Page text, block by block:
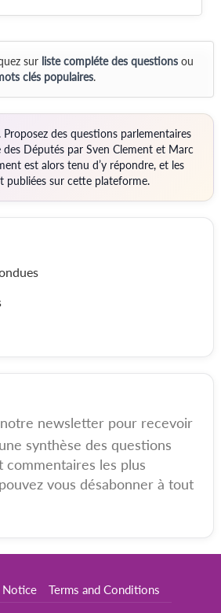
sur liste compléte des questions ou
clés populaires.
Proposez des questions parlementaires
des Députés par Sven Clement et Marc
est alors tenu d’y répondre, et les
publiées sur cette plateforme.
newsletter pour recevoir
synthèse des questions
commentaires les plus
vous désabonner à tout
Notice Terms and Conditions